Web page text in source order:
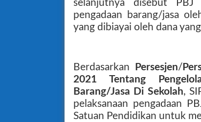
selanjutnya disebut PBJ
pengadaan barang/jasa
yang dibiayai oleh dana
Berdasarkan Persesjen/
2021 Tentang
Barang/Jasa Di Sekolah,
pelaksanaan pengadaan
Satuan Pendidikan untuk